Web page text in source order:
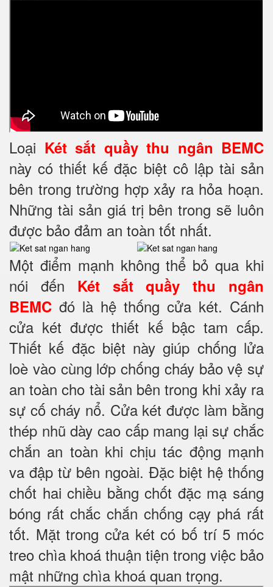
Loại Két sắt quầy thu ngân BEMC
này có thiết kế đặc biệt cô lập tài sản
bên trong trường hợp xảy ra hỏa hoạn.
Những tài sản giá trị bên trong sẽ luôn
được bảo đảm an toàn tốt nhất.
Một điểm mạnh không thể bỏ qua khi
nói đến Két sắt quầy thu ngân
BEMC đó là hệ thống cửa két. Cánh
cửa két được thiết kế bậc tam cấp.
Thiết kế đặc biệt này giúp chống lửa
loè vào cùng lớp chống cháy bảo vệ sự
an toàn cho tài sản bên trong khi xảy ra
sự cố cháy nổ. Cửa két được làm bằng
thép nhũ dày cao cấp mang lại sự chắc
chắn an toàn khi chịu tác động mạnh
va đập từ bên ngoài. Đặc biệt hệ thống
chốt hai chiều bằng chốt đặc mạ sáng
bóng rất chắc chắn chống cạy phá rất
tốt. Mặt trong cửa két có bố trí 5 móc
treo chìa khoá thuận tiện trong việc bảo
mật những chìa khoá quan trọng.